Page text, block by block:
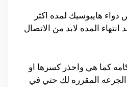
هايبوسيك لمده اكثر
المده لابد من الاتصال
كما هي واحذر كسرها او
الجرعه المقرره لك حتي في